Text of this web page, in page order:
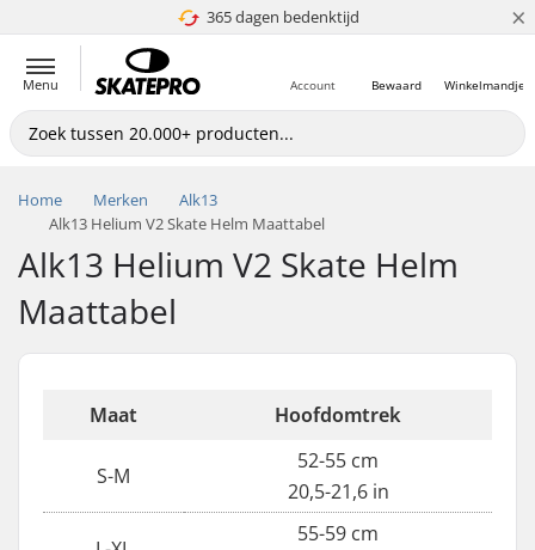
365 dagen bedenktijd
4.8 van 5 ×
Menu Winkelmandje
Bewaard
Account
Home Merken
Alk13
Alk13 Helium V2 Skate Helm Maattabel
Alk13 Helium V2 Skate Helm
Maattabel
Maat Hoofdomtrek
S-M
52-55 cm
20,5-21,6 in
55-59 cm